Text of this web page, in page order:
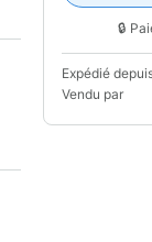
🔒
Expédié
Vendu par